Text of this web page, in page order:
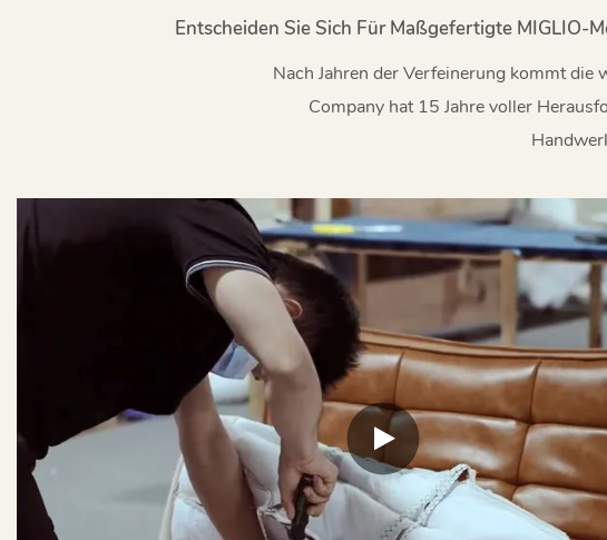
Entscheiden Sie Sich Für Maßgefertigte MIGLIO-
Nach Jahren der Verfeinerung kommt
Company hat 15 Jahre voller